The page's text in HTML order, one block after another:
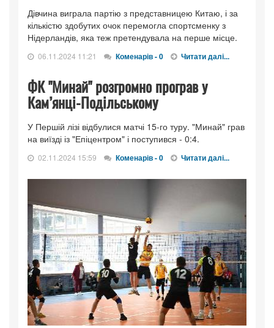
Дівчина виграла партію з представницею Китаю, і за
кількістю здобутих очок перемогла спортсменку з
Нідерландів, яка теж претендувала на перше місце.
06.11.2024 11:21 Коменарів - 0 Читати далі...
ФК "Минай" розгромно програв у
Кам’янці-Подільському
У Першій лізі відбулися матчі 15-го туру. "Минай" грав
на виїзді із "Епіцентром" і поступився - 0:4.
02.11.2024 15:59 Коменарів - 0 Читати далі...